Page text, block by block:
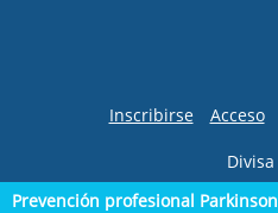
Inscribirse Acceso
Divisa
Prevención profesional Parkinson